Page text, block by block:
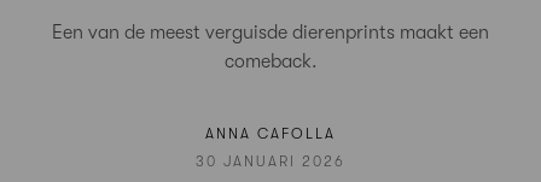
Een van de meest verguisde dierenprints maakt een
comeback.
ANNA CAFOLLA
30 JANUARI 2026